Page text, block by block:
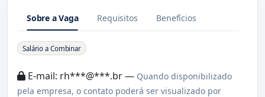
Sobre a Vaga Requisitos Benefícios
Sobre a Vaga
Salário a Combinar
E-mail: rh***@***.br — Quando disponibilizado
pela empresa, o contato poderá ser visualizado por